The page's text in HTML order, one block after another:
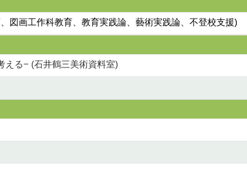
図画工作科教育、教育実践論、藝術実践論、不登校支援)
える− (石井鶴三美術資料室)